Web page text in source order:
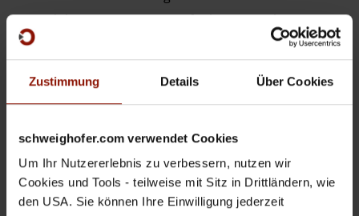
Zustimmung Details Über Cookies
schweighofer.com verwendet Cookies
Um Ihr Nutzererlebnis zu verbessern, nutzen wir
Cookies und Tools - teilweise mit Sitz in Drittländern, wie
den USA. Sie können Ihre Einwilligung jederzeit
Produkt UNTERNEHMER funktioniert, lesen Sie
hier!
Weiterlesen
1. FEBRUAR 2023 / 0 KOMMENTARE